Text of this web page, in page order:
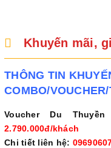
Khuyến mãi,
THÔNG TIN
COMBO/
Voucher Du
2.790.000đ/khách
Chi tiết liên hệ: